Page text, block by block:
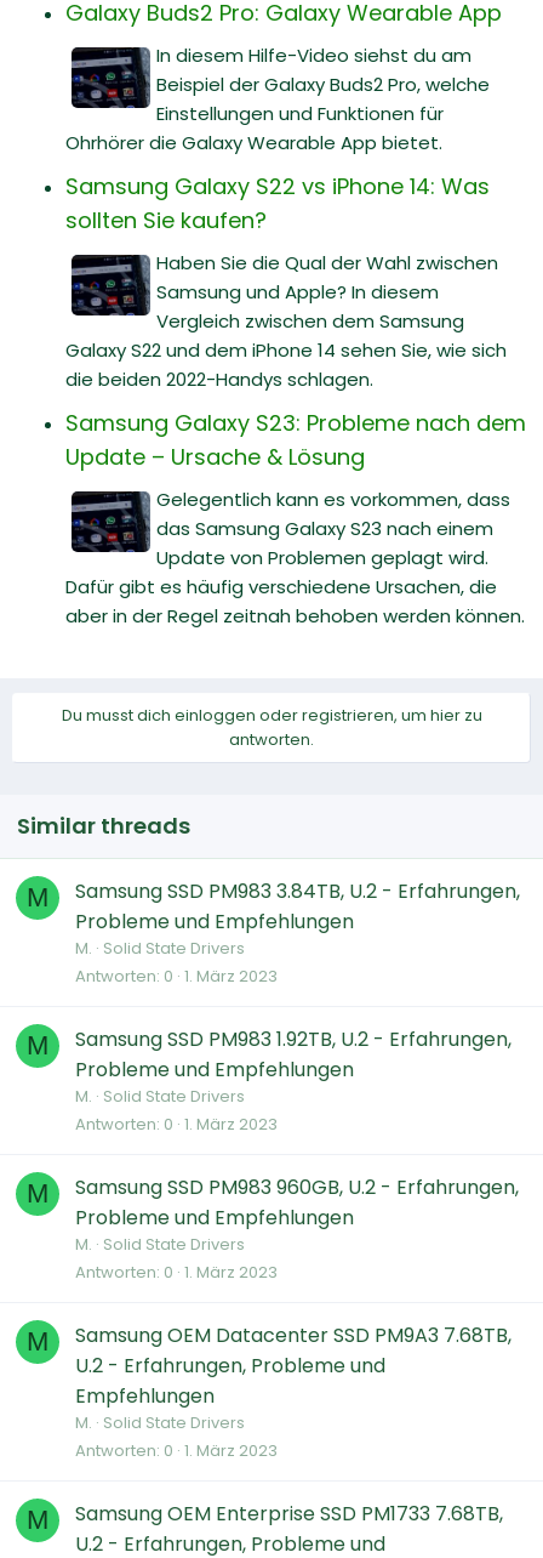
Galaxy Buds2 Pro: Galaxy Wearable App
In diesem Hilfe-Video siehst du am
Beispiel der Galaxy Buds2 Pro, welche
Einstellungen und Funktionen für
Ohrhörer die Galaxy Wearable App bietet.
Samsung Galaxy S22 vs iPhone 14: Was
sollten Sie kaufen?
Haben Sie die Qual der Wahl zwischen
Samsung und Apple? In diesem
Vergleich zwischen dem Samsung
Galaxy S22 und dem iPhone 14 sehen Sie, wie sich
die beiden 2022-Handys schlagen.
Samsung Galaxy S23: Probleme nach dem
Update – Ursache & Lösung
Gelegentlich kann es vorkommen, dass
das Samsung Galaxy S23 nach einem
Update von Problemen geplagt wird.
Dafür gibt es häufig verschiedene Ursachen, die
aber in der Regel zeitnah behoben werden können.
Du musst dich einloggen oder registrieren, um hier zu
antworten.
Similar threads
M
Samsung SSD PM983 3.84TB, U.2 - Erfahrungen,
Probleme und Empfehlungen
M. Solid State Drivers
Antworten 0 1. März 2023
M
Samsung SSD PM983 1.92TB, U.2 - Erfahrungen,
Probleme und Empfehlungen
M. Solid State Drivers
Antworten 0 1. März 2023
M
Samsung SSD PM983 960GB, U.2 - Erfahrungen,
Probleme und Empfehlungen
M. Solid State Drivers
Antworten 0 1. März 2023
M
Samsung OEM Datacenter SSD PM9A3 7.68TB,
U.2 - Erfahrungen, Probleme und
Empfehlungen
M. Solid State Drivers
Antworten 0 1. März 2023
M
Samsung OEM Enterprise SSD PM1733 7.68TB,
U.2 - Erfahrungen, Probleme und